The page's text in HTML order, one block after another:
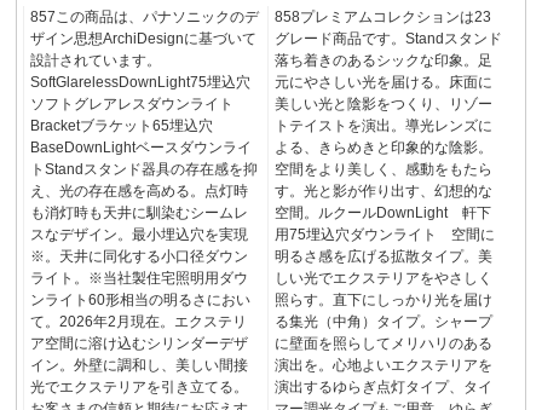
857この商品は、パナソニックのデ
ザイン思想ArchiDesignに基づいて
設計されています。
SoftGlarelessDownLight75埋込穴
ソフトグレアレスダウンライト
Bracketブラケット65埋込穴
BaseDownLightベースダウンライ
トStandスタンド器具の存在感を抑
え、光の存在感を高める。点灯時
も消灯時も天井に馴染むシームレ
スなデザイン。最小埋込穴を実現
※。天井に同化する小口径ダウン
ライト。※当社製住宅照明用ダウ
ンライト60形相当の明るさにおい
て。2026年2月現在。エクステリ
ア空間に溶け込むシリンダーデザ
イン。外壁に調和し、美しい間接
光でエクステリアを引き立てる。
858プレミアムコレクションは23
グレード商品です。Standスタンド
落ち着きのあるシックな印象。足
元にやさしい光を届ける。床面に
美しい光と陰影をつくり、リゾー
トテイストを演出。導光レンズに
よる、きらめきと印象的な陰影。
空間をより美しく、感動をもたら
す。光と影が作り出す、幻想的な
空間。ルクールDownLight 軒下
用75埋込穴ダウンライト 空間に
明るさ感を広げる拡散タイプ。美
しい光でエクステリアをやさしく
照らす。直下にしっかり光を届け
る集光（中角）タイプ。シャープ
に壁面を照らしてメリハリのある
演出を。心地よいエクステリアを
演出するゆらぎ点灯タイプ、タイ